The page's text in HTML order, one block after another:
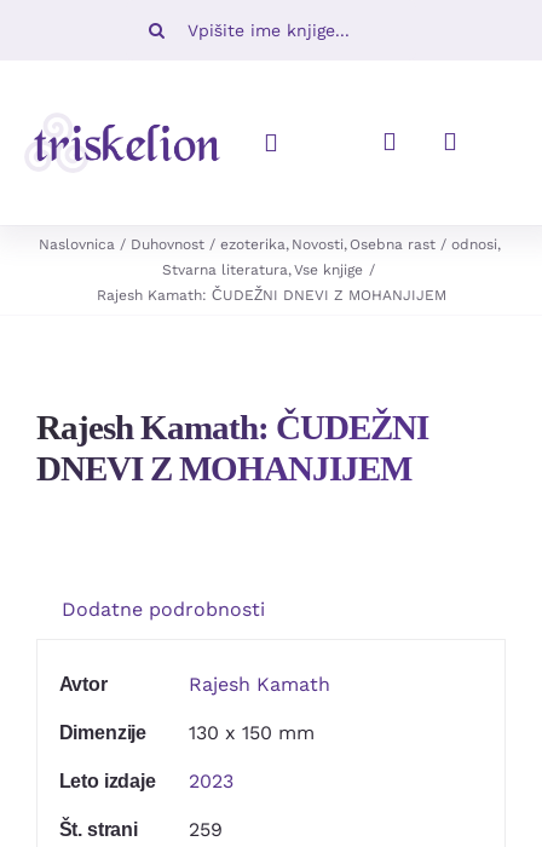
Toggle
Napovedujemo
Ugodno
Naslovnica Duhovnost / ezoterika Novosti Osebna rast / odnosi
Stvarna literatura Vse knjige
Rajesh Kamath: ČUDEŽNI DNEVI Z MOHANJIJEM
Rajesh Kamath: ČUDEŽNI
DNEVI Z MOHANJIJEM
Dodatne podrobnosti
Avtor Rajesh Kamath
Dimenzije 130 x 150 mm
Leto izdaje 2023
Št. strani 259